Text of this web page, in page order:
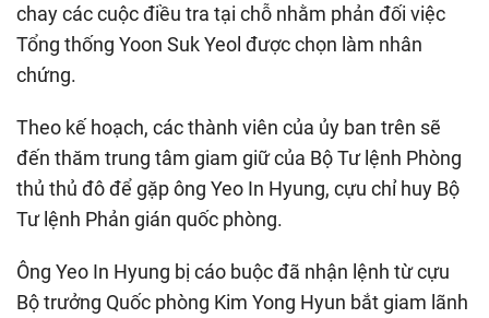
chay các cuộc điều tra tại chỗ nhằm phản đối việc
Tổng thống Yoon Suk Yeol được chọn làm nhân
chứng.
Theo kế hoạch, các thành viên của ủy ban trên sẽ
đến thăm trung tâm giam giữ của Bộ Tư lệnh Phòng
thủ thủ đô để gặp ông Yeo In Hyung, cựu chỉ huy Bộ
Tư lệnh Phản gián quốc phòng.
Ông Yeo In Hyung bị cáo buộc đã nhận lệnh từ cựu
Bộ trưởng Quốc phòng Kim Yong Hyun bắt giam lãnh